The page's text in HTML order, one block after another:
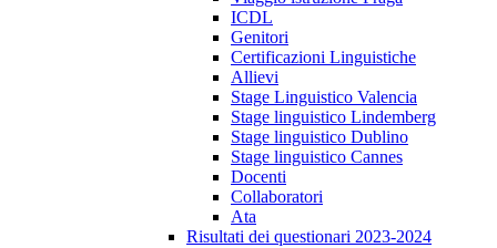
ICDL
Genitori
Certificazioni Linguistiche
Allievi
Stage Linguistico Valencia
Stage linguistico Lindemberg
Stage linguistico Dublino
Stage linguistico Cannes
Docenti
Collaboratori
Ata
Risultati dei questionari 2023-2024